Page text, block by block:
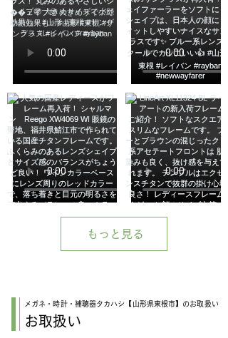
もっと見る
メガネ・時計・補聴器タカハシ【山形県東根市】のお取扱い
お取扱い